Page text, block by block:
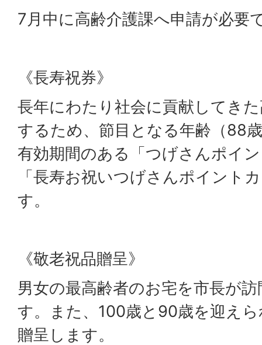
7月中に高齢介護課へ申請が必要
《長寿祝券》
長年にわたり社会に貢献してき
するため、節目となる年齢（88
有効期間のある「つげさんポイ
「長寿お祝いつげさんポイント
す。
《敬老祝品贈呈》
男女の最高齢者のお宅を市長が
す。また、100歳と90歳を迎え
贈呈します。